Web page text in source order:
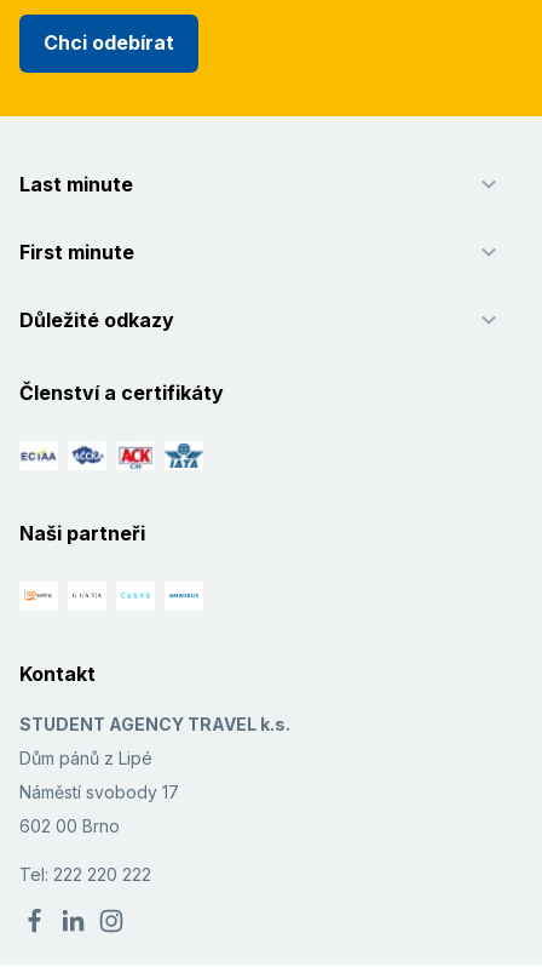
Chci odebírat
Last minute
First minute
Důležité odkazy
Členství a certifikáty
Naši partneři
Kontakt
STUDENT AGENCY TRAVEL k.s.
Dům pánů z Lipé
Náměstí svobody 17
602 00 Brno
Tel: 222 220 222